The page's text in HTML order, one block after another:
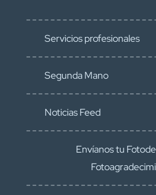
Servicios profesionales
Segunda Mano
Noticias Feed
Envíanos tu